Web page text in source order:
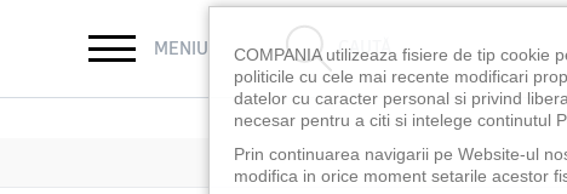
MENIU CAUTĂ
COMPANIA utilizeaza fisiere de tip cookie
politicile cu cele mai recente modificari
datelor cu caracter personal si privind
necesar pentru a citi si intelege continutul
Prin continuarea navigarii pe Website-ul
modifica in orice moment setarile acestor